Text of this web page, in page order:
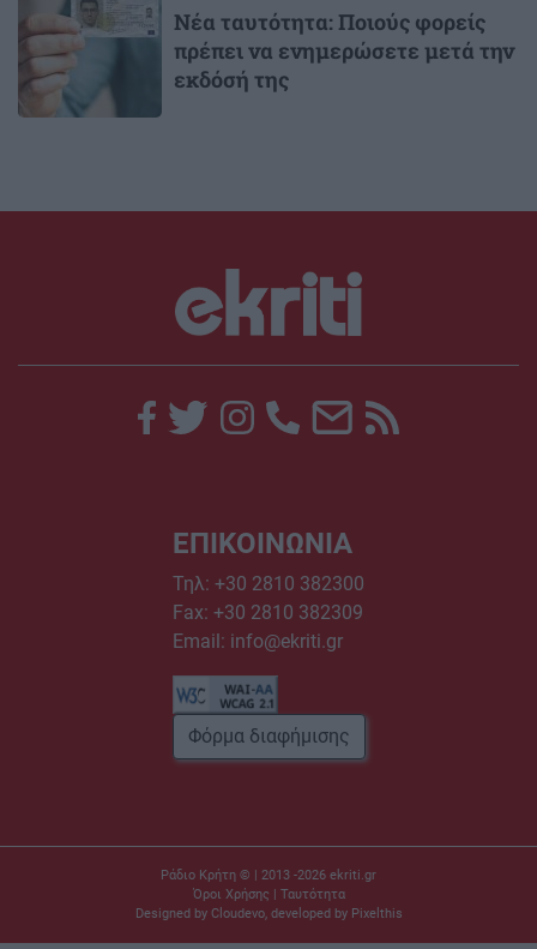
Νέα ταυτότητα: Ποιούς φορείς
πρέπει να ενημερώσετε μετά την
εκδόσή της
ΕΠΙΚΟΙΝΩΝΙΑ
Τηλ: +30 2810 382300
Fax: +30 2810 382309
Email: info@ekriti.gr
Φόρμα διαφήμισης
Ράδιο Κρήτη © | 2013 -2026 ekriti.gr
Όροι Χρήσης | Ταυτότητα
Designed by Cloudevo, developed by Pixelthis